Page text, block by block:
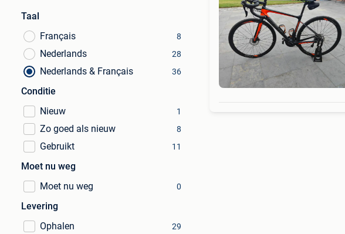
Taal
Français
8
Nederlands 28
Nederlands & Français 36
Conditie
Nieuw
1
Zo goed als nieuw 8
Gebruikt 11
Moet nu weg
Moet nu weg
0
Levering
Ophalen
29